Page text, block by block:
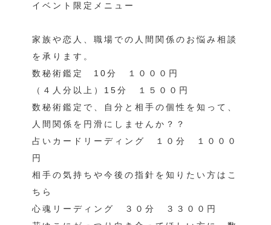
イベント限定メニュー
家族や恋人、職場での人間関係のお悩み相談
を承ります。
数秘術鑑定 10分 １０００円
（４人分以上）15分 １５００円
数秘術鑑定で、自分と相手の個性を知って、
人間関係を円滑にしませんか？？
占いカードリーディング １０分 １０００
円
相手の気持ちや今後の指針を知りたい方はこ
ちら
心魂リーディング ３０分 ３３００円